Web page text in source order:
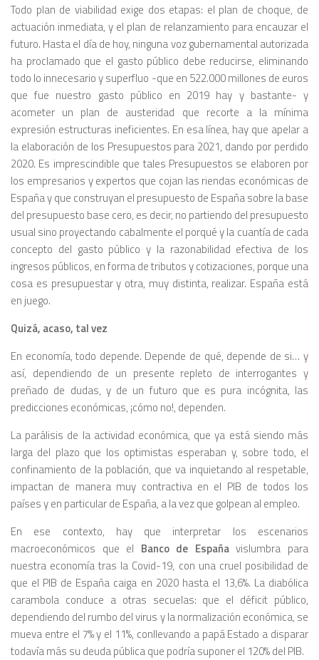
Todo plan de viabilidad exige dos etapas: el plan de choque, de
actuación inmediata, y el plan de relanzamiento para encauzar el
futuro. Hasta el día de hoy, ninguna voz gubernamental autorizada
ha proclamado que el gasto público debe reducirse, eliminando
todo lo innecesario y superfluo -que en 522.000 millones de euros
que fue nuestro gasto público en 2019 hay y bastante- y
acometer un plan de austeridad que recorte a la mínima
expresión estructuras ineficientes. En esa línea, hay que apelar a
la elaboración de los Presupuestos para 2021, dando por perdido
2020. Es imprescindible que tales Presupuestos se elaboren por
los empresarios y expertos que cojan las riendas económicas de
España y que construyan el presupuesto de España sobre la base
del presupuesto base cero, es decir, no partiendo del presupuesto
usual sino proyectando cabalmente el porqué y la cuantía de cada
concepto del gasto público y la razonabilidad efectiva de los
ingresos públicos, en forma de tributos y cotizaciones, porque una
cosa es presupuestar y otra, muy distinta, realizar. España está
en juego.
Quizá, acaso, tal vez
En economía, todo depende. Depende de qué, depende de si… y
así, dependiendo de un presente repleto de interrogantes y
preñado de dudas, y de un futuro que es pura incógnita, las
predicciones económicas, ¡cómo no!, dependen.
La parálisis de la actividad económica, que ya está siendo más
larga del plazo que los optimistas esperaban y, sobre todo, el
confinamiento de la población, que va inquietando al respetable,
impactan de manera muy contractiva en el PIB de todos los
países y en particular de España, a la vez que golpean al empleo.
En ese contexto, hay que interpretar los escenarios
macroeconómicos que el Banco de Españavislumbra para
nuestra economía tras la Covid-19, con una cruel posibilidad de
que el PIB de España caiga en 2020 hasta el 13,6%. La diabólica
carambola conduce a otras secuelas: que el déficit público,
dependiendo del rumbo del virus y la normalización económica, se
mueva entre el 7% y el 11%, conllevando a papá Estado a disparar
todavía más su deuda pública que podría suponer el 120% del PIB.